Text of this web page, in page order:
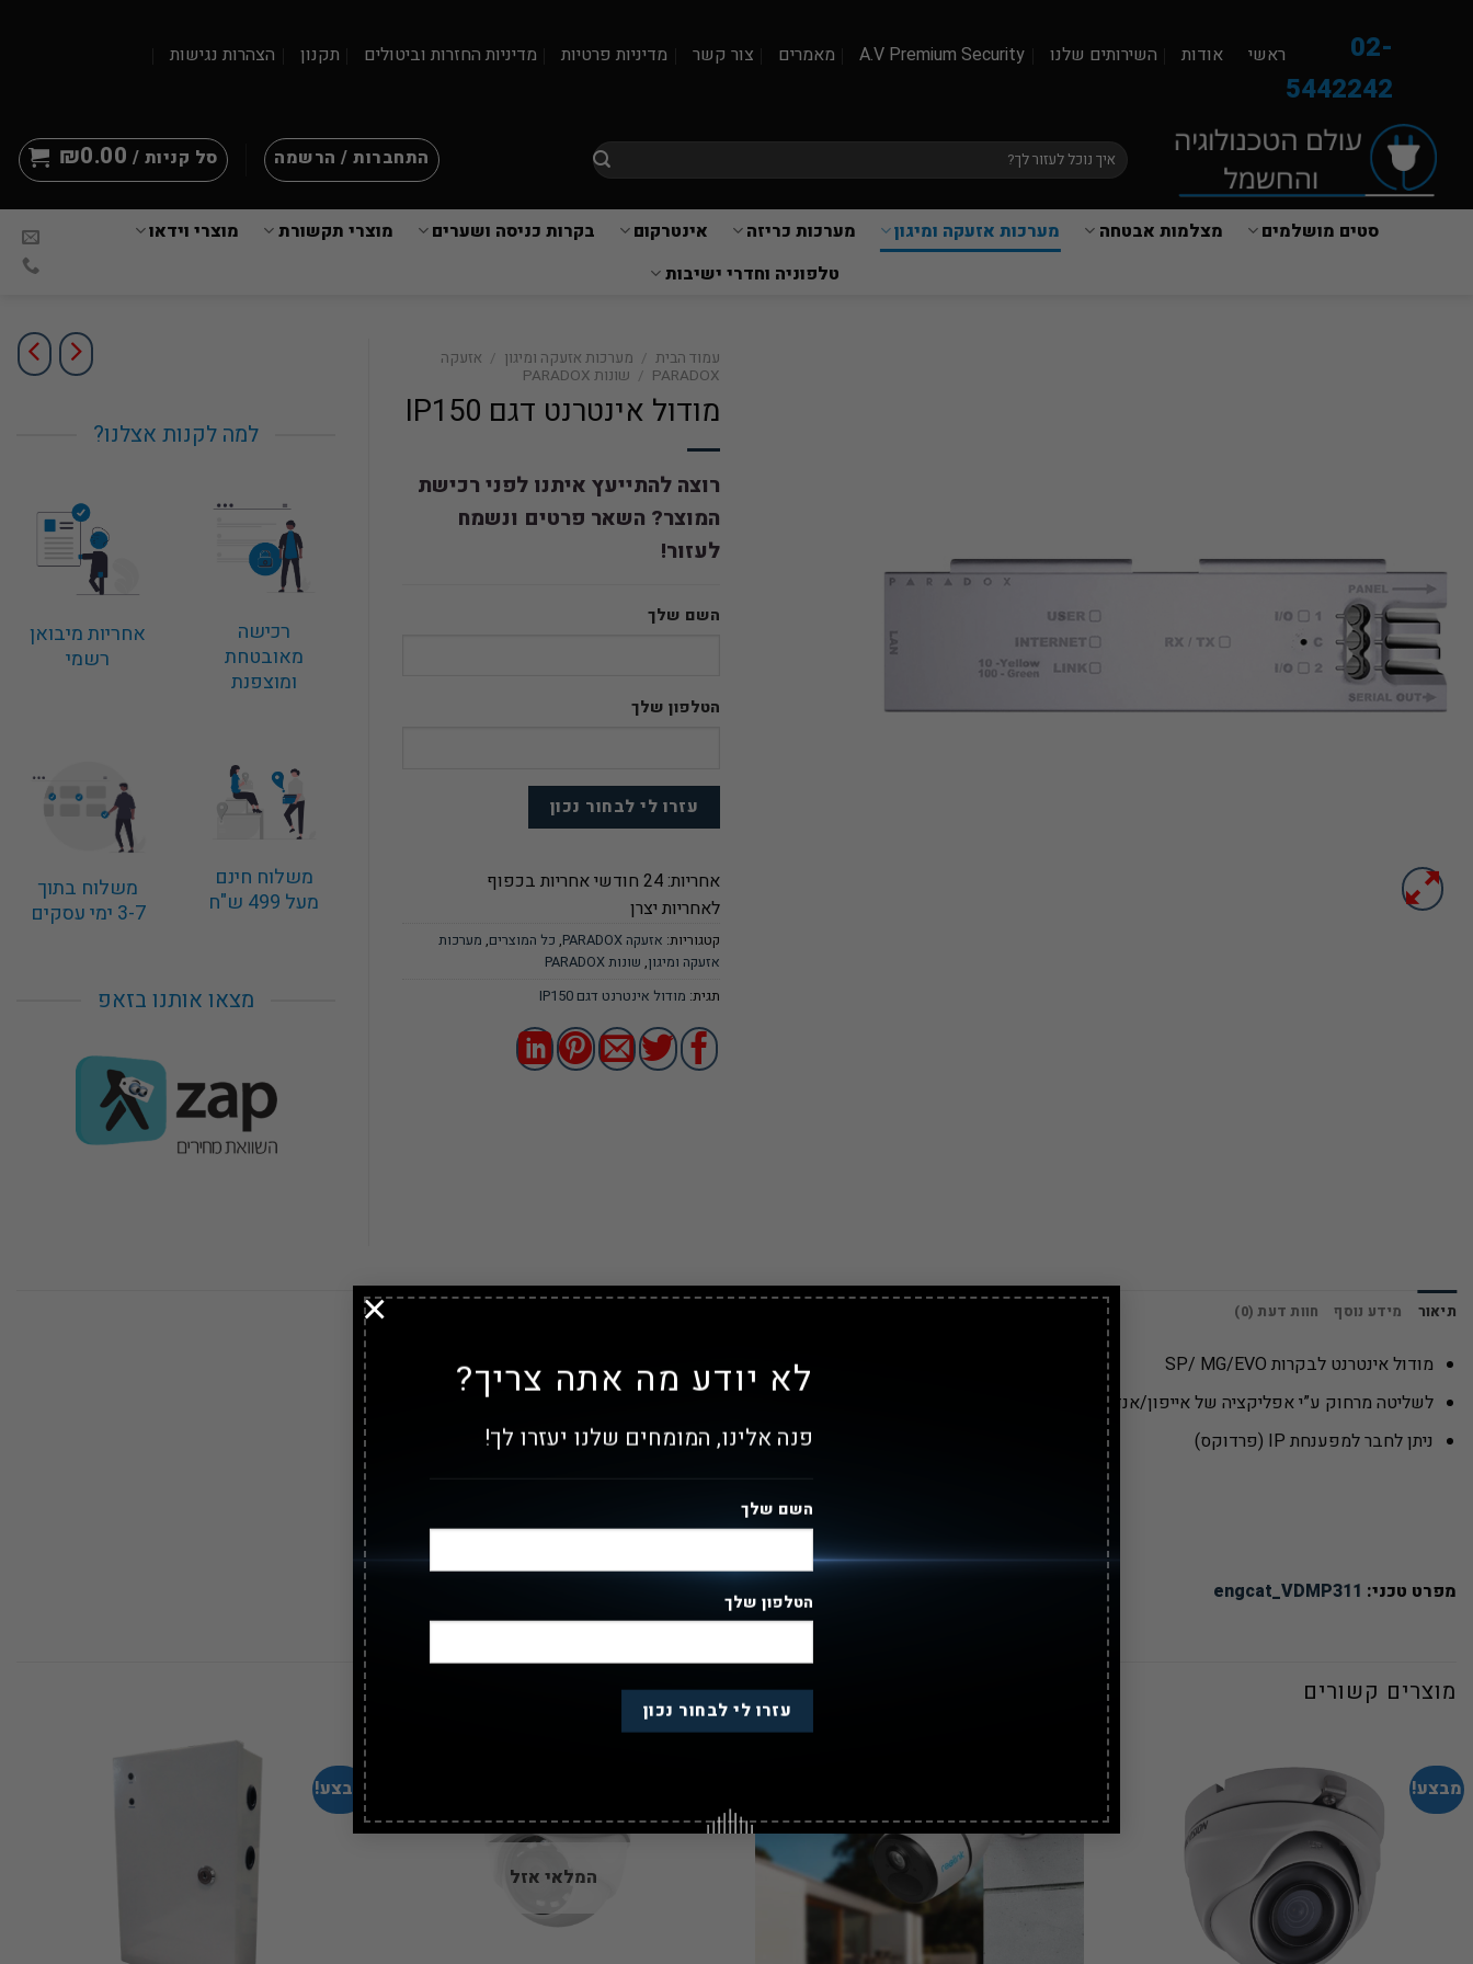
לא יודע מה אתה צריך?
פנה אלינו, המומחים שלנו יעזרו לך!
השם שלך
הטלפון שלך
×
02-
5442242
ראשי אודות השירותים שלנו A.V Premium Security מאמרים צור קשר מדיניות פרטיות מדיניות החזרות וביטולים תקנון הצהרות נגישות
חיפוש
עבור:
התחברות / הרשמה סל קניות / ₪0.00
סטים מושלמים מצלמות אבטחה מערכות אזעקה ומיגון מערכות כריזה אינטרקום בקרות כניסה ושערים מוצרי תקשורת
מוצרי וידאו
טלפוניה וחדרי ישיבות
עמוד הבית / מערכות אזעקה ומיגון / אזעקה
PARADOX
/ שונות PARADOX
מודול אינטרנט דגם IP150
רוצה להתייעץ איתנו לפני רכישת
המוצר? השאר פרטים ונשמח
לעזור!
השם שלך
הטלפון שלך
אחריות: 24 חודשי אחריות בכפוף
לאחריות יצרן
קטגוריות: אזעקה PARADOX , כל המוצרים, מערכות
אזעקה ומיגון, שונות PARADOX
תגית: מודול אינטרנט דגם IP150
למה לקנות אצלנו?
רכישה
מאובטחת
ומוצפנת
אחריות מיבואן
רשמי
משלוח חינם
מעל 499 ש"ח
משלוח בתוך
3-7 ימי עסקים
מצאו אותנו בזאפ
תיאור מידע נוסף חוות דעת (0)
מודול אינטרנט לבקרות SP/ MG/EVO
לשליטה מרחוק ע”י אפליקציה של אייפון/אנדרואיד או מחשב מרוחק
ניתן לחבר למפענחת IP (פרדוקס)
מפרט טכני: engcat_VDMP311
מוצרים קשורים
מבצע!
המלאי אזל
מבצע!